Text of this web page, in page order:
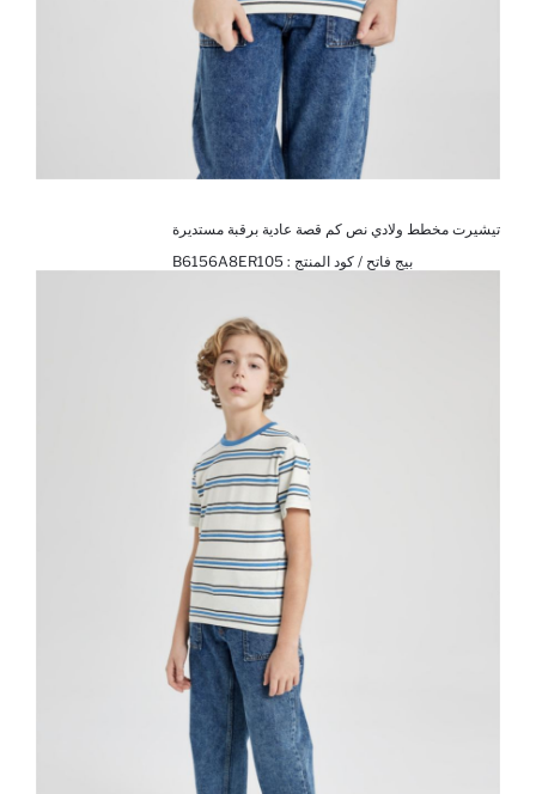
تيشيرت مخطط ولادي نص كم قصة عادية برقبة مستديرة
بيج فاتح / كود المنتج : B6156A8ER105